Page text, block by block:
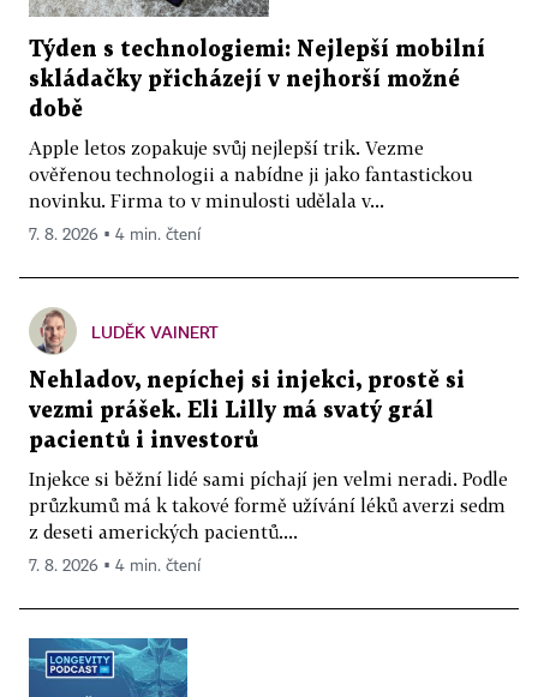
Týden s technologiemi: Nejlepší mobilní
skládačky přicházejí v nejhorší možné
době
Apple letos zopakuje svůj nejlepší trik. Vezme
ověřenou technologii a nabídne ji jako fantastickou
novinku. Firma to v minulosti udělala v...
7. 8. 2026 ▪ 4 min. čtení
LUDĚK VAINERT
Nehladov, nepíchej si injekci, prostě si
vezmi prášek. Eli Lilly má svatý grál
pacientů i investorů
Injekce si běžní lidé sami píchají jen velmi neradi. Podle
průzkumů má k takové formě užívání léků averzi sedm
z deseti amerických pacientů....
7. 8. 2026 ▪ 4 min. čtení